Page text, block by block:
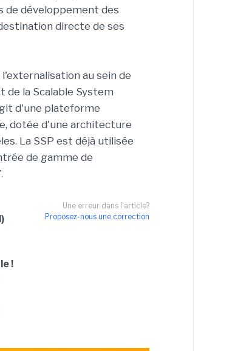
de développement des
directe de ses
au sein de
de la Scalable System
d'une plateforme
dotée d'une architecture
La SSP est déjà utilisée
de gamme de
Une erreur dans l'article?
Proposez-nous une correction
!